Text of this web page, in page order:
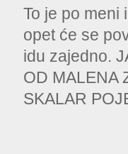
To je po meni
opet će se
idu zajedno.
OD MALENA
SKALAR